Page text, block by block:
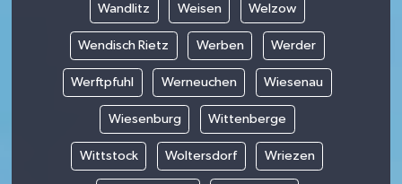
Wandlitz Weisen Welzow
Wendisch Rietz Werben Werder
Werftpfuhl Werneuchen Wiesenau
Wiesenburg Wittenberge
Wittstock Woltersdorf Wriezen